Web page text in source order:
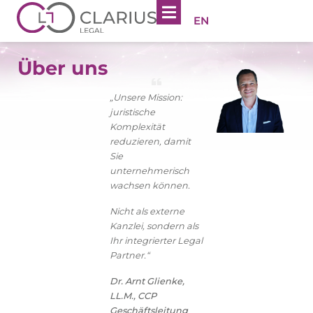
EN
Über uns
„Unsere Mission:
juristische
Komplexität
reduzieren, damit
Sie
unternehmerisch
wachsen können.
Nicht als externe
Kanzlei, sondern als
Ihr integrierter Legal
Partner.“
Dr. Arnt Glienke,
LL.M., CCP
Geschäftsleitung